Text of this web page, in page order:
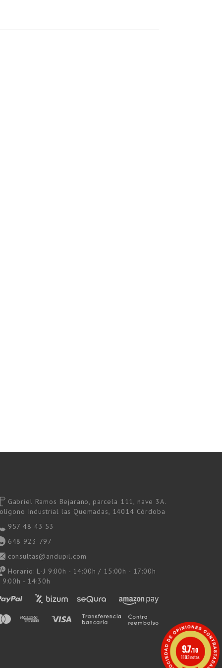
Gabriel Ramos Bejarano, parcela 111, nave 3A.
Industrial las Quemadas, 14014 Córdoba
957 48 43 53
648 923 797
consultas@andupil.com
Horario: L-J 9:00h - 14:00h / 15:00h - 17:00h
9:00h - 14:30h
9.7/10
1193 notas